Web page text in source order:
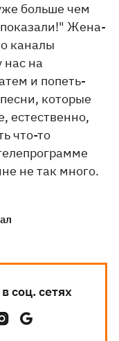
больше чем
показали!" Жена-
каналы
нас на
и попеть-
которые
естественно,
что-то
не так много.
соц. сетях